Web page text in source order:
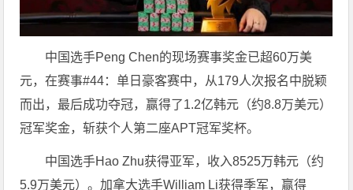
中国选手Peng Chen的现场赛事奖金已超60万美
元，在赛事#44：单日豪客赛中，从179人次报名中脱颖
而出，最后成功夺冠，赢得了1.2亿韩元（约8.8万美元）
冠军奖金，斩获个人第二座APT冠军奖杯。
中国选手Hao Zhu获得亚军，收入8525万韩元（约
5.9万美元）。加拿大选手William Li获得季军，赢得